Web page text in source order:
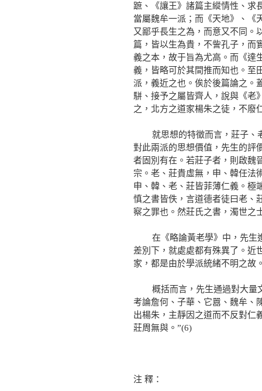
蹠、《讓王》諸篇主縱情性、求
當屬魏牟一派；而《天地》、《
又鄙乎長生之為，而意又不同。
篇，皆以生為貴，不訾孔子，而
義之本，故于旨為尤高。而《達
義，皆略可於其間推而知也。至
派，義近之也。俟於後篇論之。
駢、接予之屬皆齊人，說與《老
之，北方之道家楊朱之徒，不廢
就思想的特徵而言，莊子、老
對此兩派的思想價值，先生的評
者固別有在。若莊子者，則啟魏
宗。老、莊貴虛無，申、韓任法
申、韓、老、莊皆菲薄仁義。
慎之書皆佚，言道德者徒曰老、
察之罪也。然莊氏之書，濁世之
在《略論黃老學》中，先生進
差別下，就處處都有殊異了。近
家，都是由於學派統緒不明之故
概括而言，先生通過對大量文
考論詹何、子華、它囂、魏牟、
出楊朱，主靜因之道而不反對仁
莊周無與。”(6)
注 釋：